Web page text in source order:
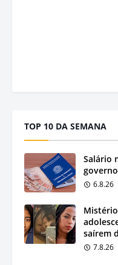
TOP 10 DA SEMANA
Salário
6.8.26
saírem
7.8.26